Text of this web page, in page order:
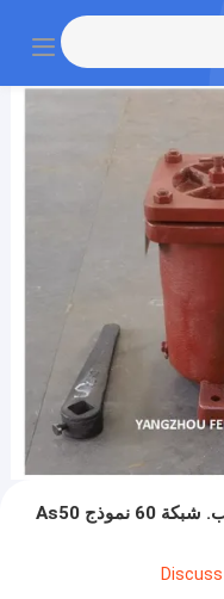
مرشح زيت مزدوج، حجم 50، حديد صب. شبكة 60 نموذج As50